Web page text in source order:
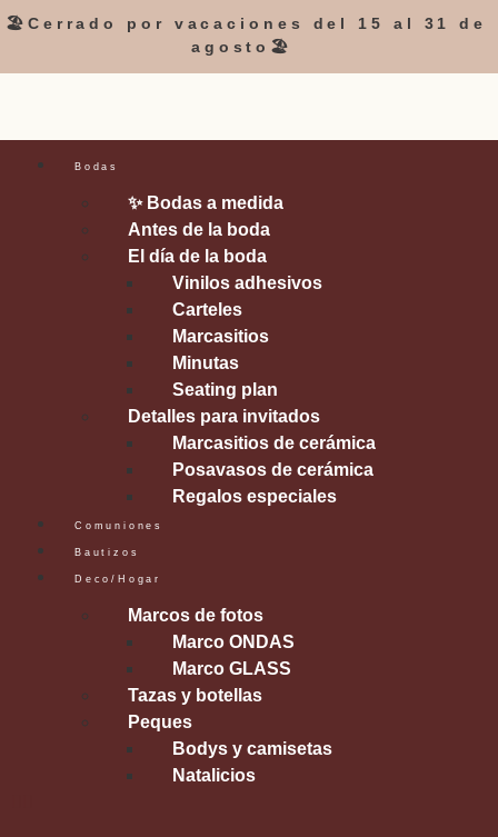
🏖️Cerrado por vacaciones del 15 al 31 de
agosto🏖️
Bodas
✨ Bodas a medida
Antes de la boda
El día de la boda
Vinilos adhesivos
Carteles
Marcasitios
Minutas
Seating plan
Detalles para invitados
Marcasitios de cerámica
Posavasos de cerámica
Regalos especiales
Comuniones
Bautizos
Deco/Hogar
Marcos de fotos
Marco ONDAS
Marco GLASS
Tazas y botellas
Peques
Bodys y camisetas
Natalicios